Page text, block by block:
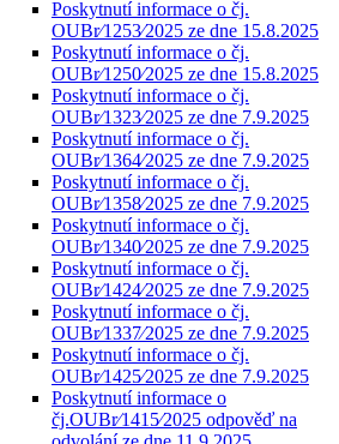
Poskytnutí informace o čj.
OUBr⁄1253⁄2025 ze dne 15.8.2025
Poskytnutí informace o čj.
OUBr⁄1250⁄2025 ze dne 15.8.2025
Poskytnutí informace o čj.
OUBr⁄1323⁄2025 ze dne 7.9.2025
Poskytnutí informace o čj.
OUBr⁄1364⁄2025 ze dne 7.9.2025
Poskytnutí informace o čj.
OUBr⁄1358⁄2025 ze dne 7.9.2025
Poskytnutí informace o čj.
OUBr⁄1340⁄2025 ze dne 7.9.2025
Poskytnutí informace o čj.
OUBr⁄1424⁄2025 ze dne 7.9.2025
Poskytnutí informace o čj.
OUBr⁄1337⁄2025 ze dne 7.9.2025
Poskytnutí informace o čj.
OUBr⁄1425⁄2025 ze dne 7.9.2025
Poskytnutí informace o
čj.OUBr⁄1415⁄2025 odpověď na